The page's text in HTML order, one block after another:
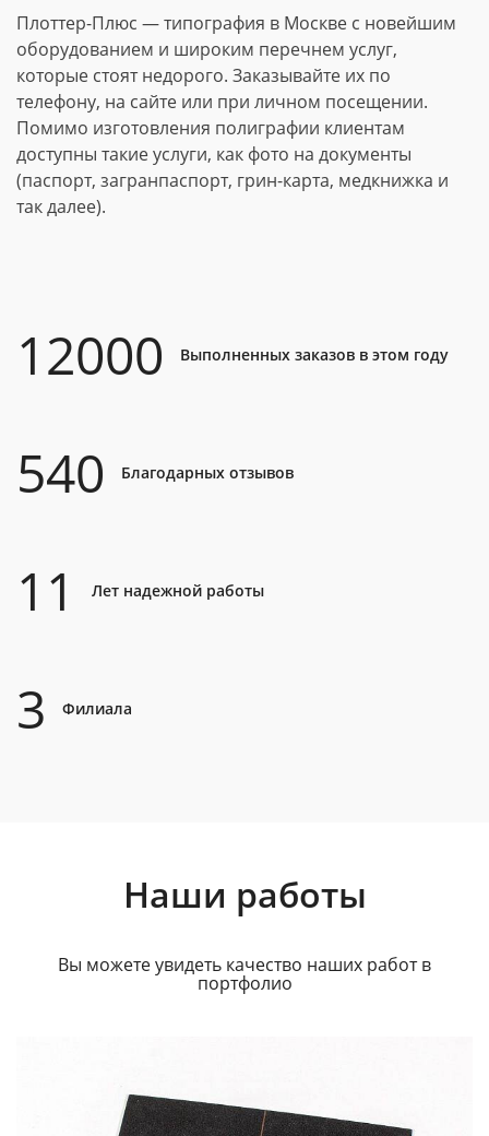
Плоттер-Плюс — типография в Москве с новейшим
оборудованием и широким перечнем услуг,
которые стоят недорого. Заказывайте их по
телефону, на сайте или при личном посещении.
Помимо изготовления полиграфии клиентам
доступны такие услуги, как фото на документы
(паспорт, загранпаспорт, грин-карта, медкнижка и
так далее).
12000 Выполненных заказов в этом году
540 Благодарных отзывов
11 Лет надежной работы
3 Филиала
Наши работы
Вы можете увидеть качество наших работ в
портфолио